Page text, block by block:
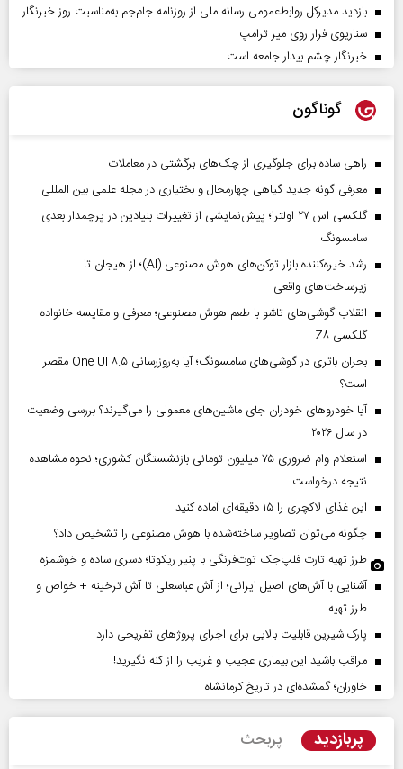
بازدید مدیرکل روابط‌عمومی رسانه ملی از روزنامه جام‌جم به‌مناسبت روز خبرنگار
سناریوی فرار روی میز ترامپ
خبرنگار چشم بیدار جامعه است
گوناگون
راهی ساده برای جلوگیری از چک‌های برگشتی در معاملات
معرفی گونه جدید گیاهی چهارمحال و بختیاری در مجله علمی بین المللی
گلکسی اس ۲۷ اولترا؛ پیش‌نمایشی از تغییرات بنیادین در پرچمدار بعدی
سامسونگ
رشد خیره‌کننده بازار توکن‌های هوش مصنوعی (AI)؛ از هیجان تا
زیرساخت‌های واقعی
انقلاب گوشی‌های تاشو‌ با طعم هوش مصنوعی؛ معرفی و مقایسه خانواده
گلکسی Z۸
بحران باتری در گوشی‌های سامسونگ؛ آیا به‌روزرسانی One UI ۸.۵ مقصر
است؟
آیا خودروهای خودران جای ماشین‌های معمولی را می‌گیرند؟ بررسی وضعیت
در سال ۲۰۲۶
استعلام وام ضروری ۷۵ میلیون تومانی بازنشستگان کشوری؛ نحوه مشاهده
نتیجه درخواست
این غذای لاکچری را ۱۵ دقیقه‌ای آماده کنید
چگونه می‌توان تصاویر ساخته‌شده با هوش مصنوعی را تشخیص داد؟
طرز تهیه تارت فلپ‌جک توت‌فرنگی با پنیر ریکوتا؛ دسری ساده و خوشمزه
آشنایی با آش‌های اصیل ایرانی؛ از آش عباسعلی تا آش ترخینه + خواص و
طرز تهیه
پارک شیرین قابلیت‌ بالایی برای اجرای پروژهای تفریحی دارد
مراقب باشید این بیماری عجیب و غریب را از کنه نگیرید!
خاوران؛ گمشده‌ای در تاریخ کرمانشاه
پربازدید پربحث